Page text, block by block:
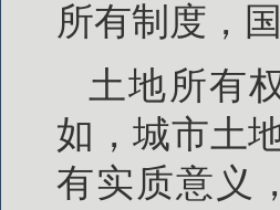
所有制度，
土地所有
如，城市土
有实质意义